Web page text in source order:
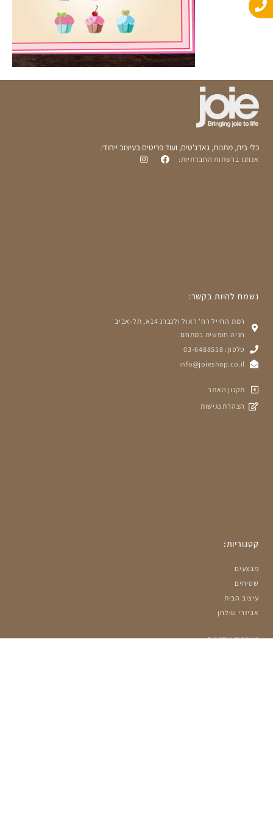
כלי בית, מתנות, גאדג'טים, ועוד פריטים בעיצוב ייחודי.
אנחנו ברשתות החברתיות:
נשמח להיות בקשר:
רמת החייל רח' ראול ולנברג 14א, תל-אביב
חניה חופשית במתחם.
טלפון: 03-6488558
info@joieshop.co.il
תקנון האתר
הצהרת נגישות
קטגוריות:
מבצעים
שטיחים
עיצוב הבית
אביזרי שולחן
מאמרים אחרונים
o
p
a
p